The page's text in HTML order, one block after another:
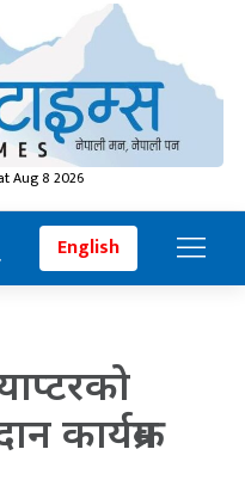
Aug 8 2026
English
कार्यक्रम